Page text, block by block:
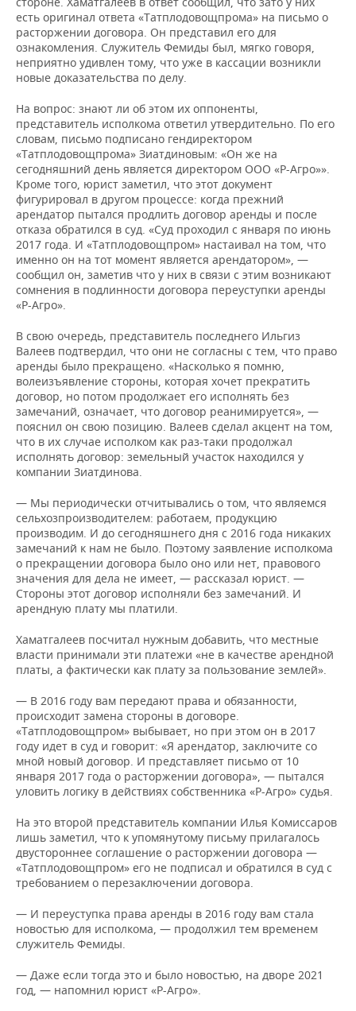
есть оригинал ответа «Татплодовощпрома» на письмо о
расторжении договора. Он представил его для
ознакомления. Служитель Фемиды был, мягко говоря,
неприятно удивлен тому, что уже в кассации возникли
новые доказательства по делу.
На вопрос: знают ли об этом их оппоненты,
представитель исполкома ответил утвердительно. По его
словам, письмо подписано гендиректором
«Татплодовощпрома» Зиатдиновым: «Он же на
сегодняшний день является директором ООО «Р-Агро»».
Кроме того, юрист заметил, что этот документ
фигурировал в другом процессе: когда прежний
арендатор пытался продлить договор аренды и после
отказа обратился в суд. «Суд проходил с января по июнь
2017 года. И «Татплодовощпром» настаивал на том, что
именно он на тот момент является арендатором», —
сообщил он, заметив что у них в связи с этим возникают
сомнения в подлинности договора переуступки аренды
«Р-Агро».
В свою очередь, представитель последнего Ильгиз
Валеев подтвердил, что они не согласны с тем, что право
аренды было прекращено. «Насколько я помню,
волеизъявление стороны, которая хочет прекратить
договор, но потом продолжает его исполнять без
замечаний, означает, что договор реанимируется», —
пояснил он свою позицию. Валеев сделал акцент на том,
что в их случае исполком как раз-таки продолжал
исполнять договор: земельный участок находился у
компании Зиатдинова.
— Мы периодически отчитывались о том, что являемся
сельхозпроизводителем: работаем, продукцию
производим. И до сегодняшнего дня с 2016 года никаких
замечаний к нам не было. Поэтому заявление исполкома
о прекращении договора было оно или нет, правового
значения для дела не имеет, — рассказал юрист. —
Стороны этот договор исполняли без замечаний. И
арендную плату мы платили.
Хаматгалеев посчитал нужным добавить, что местные
власти принимали эти платежи «не в качестве арендной
платы, а фактически как плату за пользование землей».
— В 2016 году вам передают права и обязанности,
происходит замена стороны в договоре.
«Татплодовощпром» выбывает, но при этом он в 2017
году идет в суд и говорит: «Я арендатор, заключите со
мной новый договор. И представляет письмо от 10
января 2017 года о расторжении договора», — пытался
уловить логику в действиях собственника «Р-Агро» судья.
На это второй представитель компании Илья Комиссаров
лишь заметил, что к упомянутому письму прилагалось
двустороннее соглашение о расторжении договора —
«Татплодовощпром» его не подписал и обратился в суд с
требованием о перезаключении договора.
— И переуступка права аренды в 2016 году вам стала
новостью для исполкома, — продолжил тем временем
служитель Фемиды.
— Даже если тогда это и было новостью, на дворе 2021
год, — напомнил юрист «Р-Агро».